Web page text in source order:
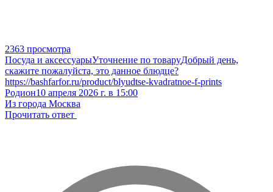
2363 просмотра
Посуда и аксессуарыУточнение по товаруДобрый день,
скажите пожалуйста, это данное блюдце?
https://bashfarfor.ru/product/blyudtse-kvadratnoe-f-prints
Родион10 апреля 2026 г. в 15:00
Из города Москва
Прочитать ответ